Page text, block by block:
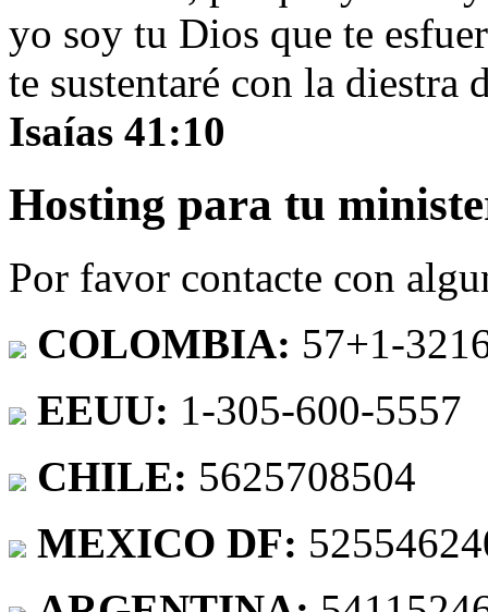
yo soy tu Dios que te
te sustentaré con la diestra
Isaías 41:10
Hosting para tu
Por favor contacte con
COLOMBIA: 57+1-
EEUU: 1-305-600-5557
CHILE: 5625708504
MEXICO DF: